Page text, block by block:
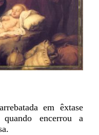
em êxtase
encerrou a